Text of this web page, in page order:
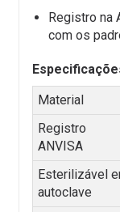
Registro na
com os
Material
Registro
ANVISA
Esterilizável
autoclave